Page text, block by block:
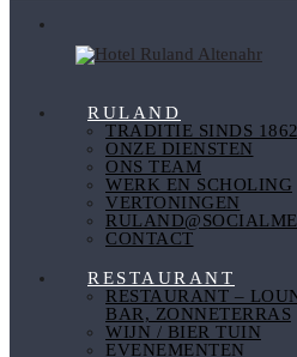
RULAND
TRADITIE SINDS 1862
ONZE DIENSTEN
ONS TEAM
WERK EN SCHOLING
VERTONINGEN
CONTACT
RESTAURANT
RESTAURANT –
BAR, ZONNETERRAS
WIJN / BIER TUIN
EVENEMENTEN